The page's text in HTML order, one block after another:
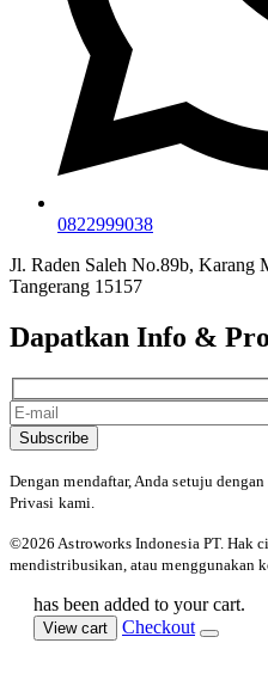
0822999038
Jl. Raden Saleh No.89b, Karang
Tangerang 15157
Dapatkan Info &
Subscribe
Dengan mendaftar, Anda setuju
Privasi kami.
©️2026 Astroworks Indonesia PT. Hak
mendistribusikan, atau menggunakan
has been added to your cart.
View cart Checkout